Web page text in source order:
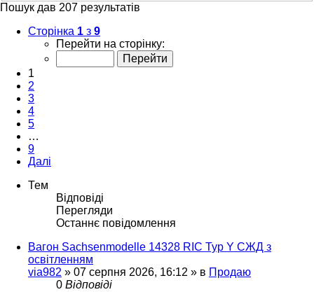
Пошук дав 207 результатів
Сторінка 1 з 9
Перейти на сторінку:
1
2
3
4
5
…
9
Далі
Тем
Відповіді
Перегляди
Останнє повідомлення
Вагон Sachsenmodelle 14328 RIC Typ Y СЖД з
освітленням
via982 » 07 серпня 2026, 16:12 » в Продаю
0 Відповіді